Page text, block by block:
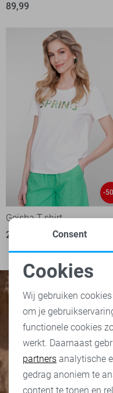
89,99
-
Geisha T-shirt
25,00
49,99
Noodzakelijke
Personalisatie
Analytische
Marketing cookies
Consent
Cookies
Wij gebruiken
om je
functionele cookies
werkt. Daarnaast
partners analytische
gedrag anoniem te
content te tonen en